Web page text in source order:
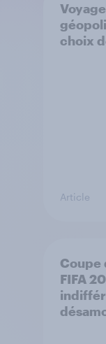
choix
Article
Coupe
FIFA